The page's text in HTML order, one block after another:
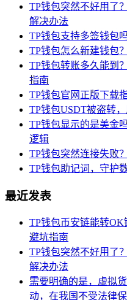
TP钱包突然不好用了
解决办法
TP钱包支持多签钱包
TP钱包怎么新建钱包
TP钱包转账多久能到
指南
TP钱包官网正版下载
TP钱包USDT被盗转
TP钱包显示的是美金
逻辑
TP钱包突然连接失败
TP钱包助记词，守护
最近发表
TP钱包币安链能转
避坑指南
TP钱包突然不好用了
解决办法
需要明确的是，虚拟
动，在我国不受法律